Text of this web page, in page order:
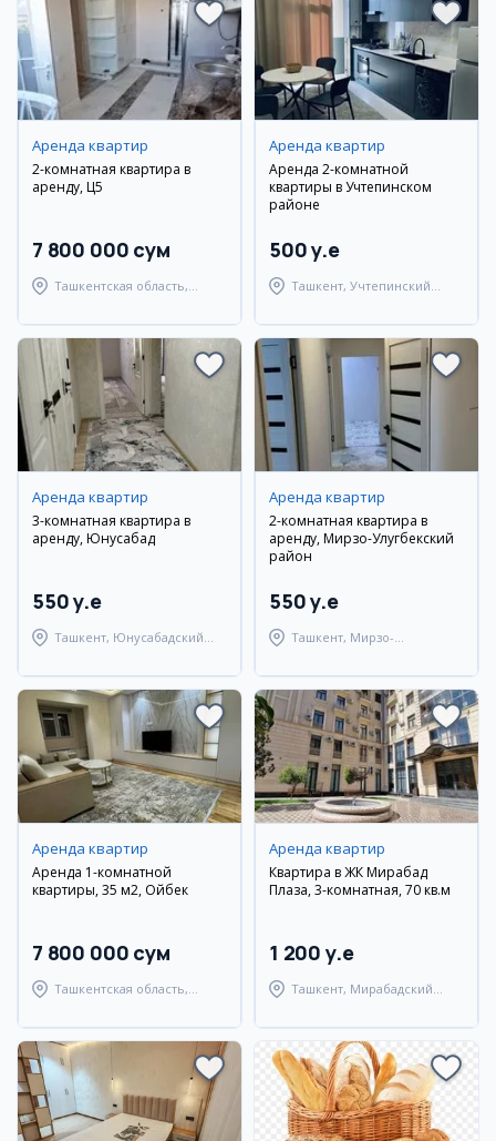
Аренда квартир
2-комнатная квартира в
аренду, Ц5
7 800 000 сум
Ташкентская область,
Аренда квартир
Аренда 2-комнатной
квартиры в Учтепинском
районе
500 y.e
Ташкент, Учтепинский
Аренда квартир
3-комнатная квартира в
аренду, Юнусабад
550 y.e
Ташкент, Юнусабадский
Аренда квартир
2-комнатная квартира в
аренду, Мирзо-Улугбекский
район
550 y.e
Ташкент, Мирзо-
Аренда квартир
Аренда 1-комнатной
квартиры, 35 м2, Ойбек
7 800 000 сум
Ташкентская область,
Аренда квартир
Квартира в ЖК Мирабад
Плаза, 3-комнатная, 70 кв.м
1 200 y.e
Ташкент, Мирабадский